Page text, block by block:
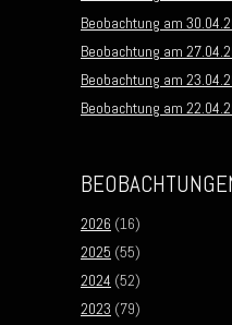
Beobachtung am
Beobachtung am
Beobachtung am
Beobachtung am
2026 (16)
2025 (55)
2024 (52)
2023 (79)